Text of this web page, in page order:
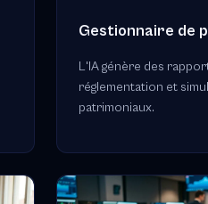
Gestionnaire de
L'IA génère des
réglementation et
patrimoniaux.